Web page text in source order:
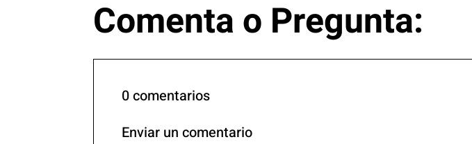
Comenta o Pregunta:
0 comentarios
Enviar un comentario